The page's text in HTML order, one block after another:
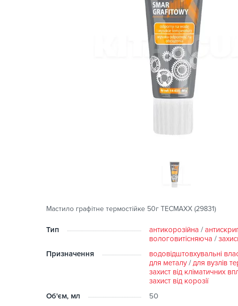
Мастило графітне термостійке 50г TECMAXX (29831)
Тип антикорозійна /
вологовитісняюча /
Призначення
водовідштовхувальні
для металу/для вузлів
захист від кліматичних
захист від корозії
Об'єм, мл
50